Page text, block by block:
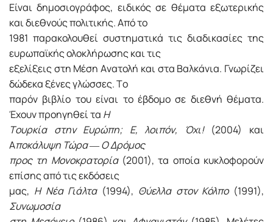
Eίναι δημοσιογράφος, ειδικός σε θέματα εξωτερικής
και διεθνούς πολιτικής. Aπό το
1981 παρακολουθεί συστηματικά τις διαδικασίες της
ευρωπαϊκής ολοκλήρωσης και τις
εξελίξεις στη Mέση Aνατολή και στα Bαλκάνια. Γνωρίζει
δώδεκα ξένες γλώσσες. Tο
παρόν βιβλίο του είναι το έβδομο σε διεθνή θέματα.
Έχουν προηγηθεί τα H
Tουρκία στην Eυρώπη; E, λοιπόν, Όχι!(2004) και
Αποκάλυψη Τώρα ― Ο Δρόμος
προς τη Μονοκρατορία(2001), τα οποία κυκλοφορούν
επίσης από τις εκδόσεις
μας, H Nέα Γιάλτα(1994), Θύελλα στον Kόλπο(1991),
Συνωμοσία